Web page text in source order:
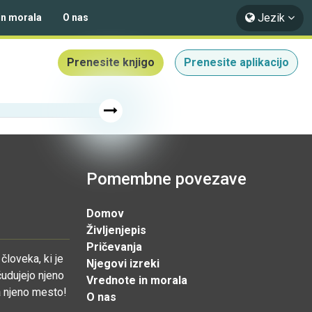
morala O nas Jezik
Prenesite knjigo Prenesite aplikacijo
ki je
njeno
njeno mesto!
Pomembne povezave
Domov
Življenjepis
Pričevanja
Njegovi izreki
Vrednote in morala
O nas